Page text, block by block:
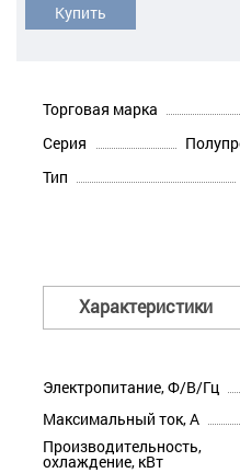
Купить
Торговая марка
Серия
Тип
Характеристики
Электропитание, Ф/В/Гц
Максимальный ток, А
Производительность,
охлаждение, кВт